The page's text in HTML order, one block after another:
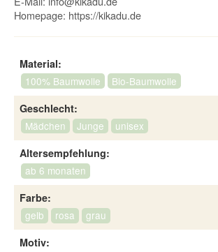
Homepage: https://kikadu.de
Material:
100% Baumwolle
Bio-Baumwolle
Geschlecht:
Mädchen
Junge
unisex
Altersempfehlung:
ab 6 monaten
Farbe:
gelb
rosa
grau
Motiv: